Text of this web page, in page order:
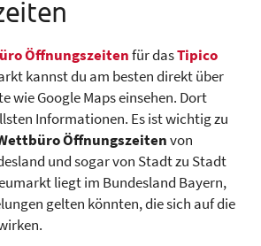
Öffnungszeitenfür dasTipico
kannst du am besten direkt über
wie Google Maps einsehen. Dort
Informationen. Es ist wichtig zu
Öffnungszeitenvon
und sogar von Stadt zu Stadt
liegt im Bundesland Bayern,
gelten könnten, die sich auf die